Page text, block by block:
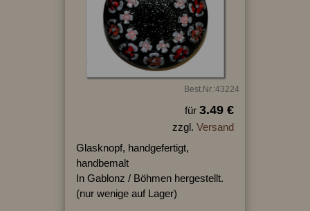
Best.Nr.:43224
für 3.49 €
zzgl. Versand
Glasknopf, handgefertigt,
handbemalt
In Gablonz / Böhmen hergestellt.
(nur wenige auf Lager)